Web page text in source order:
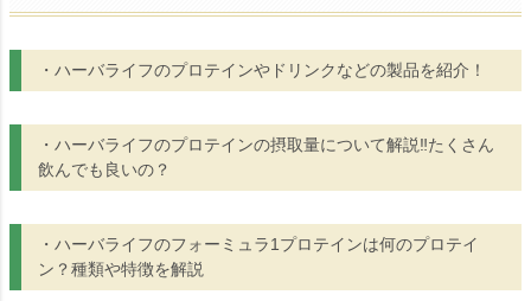
・ハーバライフのプロテインやドリンクなどの製品を紹介！
・ハーバライフのプロテインの摂取量について解説‼︎たくさん
飲んでも良いの？
・ハーバライフのフォーミュラ1プロテインは何のプロテイ
ン？種類や特徴を解説